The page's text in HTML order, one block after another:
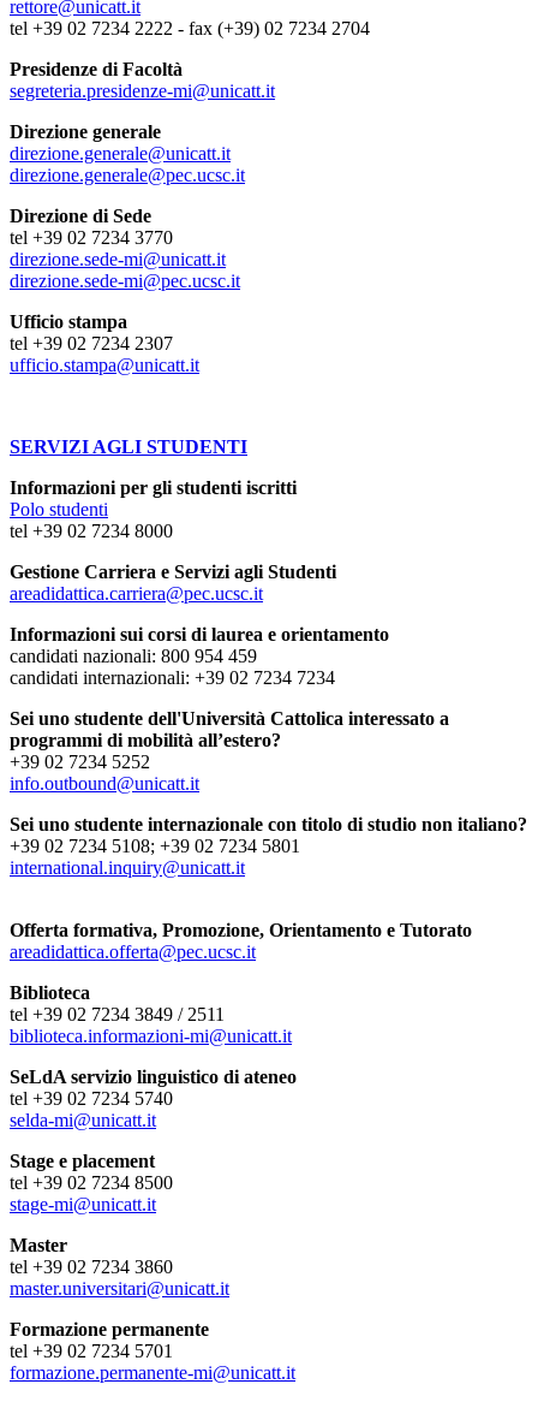
rettore@unicatt.it
tel +39 02 7234 2222 - fax (+39) 02 7234 2704
Presidenze di Facoltà
segreteria.presidenze-mi@unicatt.it
Direzione generale
direzione.generale@unicatt.it
direzione.generale@pec.ucsc.it
Direzione di Sede
tel +39 02 7234 3770
direzione.sede-mi@unicatt.it
direzione.sede-mi@pec.ucsc.it
Ufficio stampa
tel +39 02 7234 2307
ufficio.stampa@unicatt.it
SERVIZI AGLI STUDENTI
Informazioni per gli studenti iscritti
Polo studenti
tel +39 02 7234 8000
Gestione Carriera e Servizi agli Studenti
areadidattica.carriera@pec.ucsc.it
Informazioni sui corsi di laurea e orientamento
candidati nazionali: 800 954 459
candidati internazionali: +39 02 7234 7234
Sei uno studente dell'Università Cattolica interessato a
programmi di mobilità all’estero?
+39 02 7234 5252
info.outbound@unicatt.it
Sei uno studente internazionale con titolo di studio non italiano?
+39 02 7234 5108; +39 02 7234 5801
international.inquiry@unicatt.it
Offerta formativa, Promozione, Orientamento e Tutorato
areadidattica.offerta@pec.ucsc.it
Biblioteca
tel +39 02 7234 3849 / 2511
biblioteca.informazioni-mi@unicatt.it
SeLdA servizio linguistico di ateneo
tel +39 02 7234 5740
selda-mi@unicatt.it
Stage e placement
tel +39 02 7234 8500
stage-mi@unicatt.it
Master
tel +39 02 7234 3860
master.universitari@unicatt.it
Formazione permanente
tel +39 02 7234 5701
formazione.permanente-mi@unicatt.it